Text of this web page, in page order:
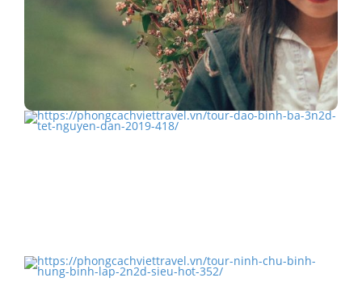
Top 5 điểm không thể bỏ lỡ khi du lịch Hà…
TOUR ĐẢO BÌNH BA 3N2Đ TẾT NGUYÊN ĐÁN 2019